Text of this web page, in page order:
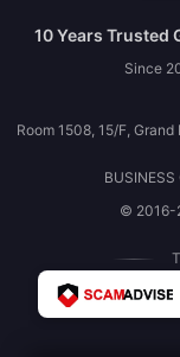
10 Years Trusted
Since
Room 1508, 15/F,
© 2016-